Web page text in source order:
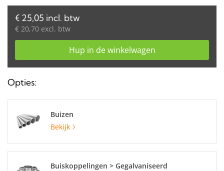
€ 25,05 incl. btw
€ 20,70 excl. btw
Hup in de winkelwagen
Opties:
Buizen
Bekijk
Buiskoppelingen > Gegalvaniseerd